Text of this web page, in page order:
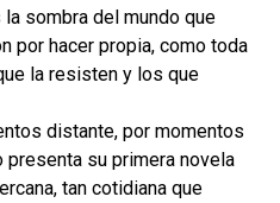
sombra del mundo que
por hacer propia, como toda
la resisten y los que
distante, por momentos
presenta su primera novela
tan cotidiana que